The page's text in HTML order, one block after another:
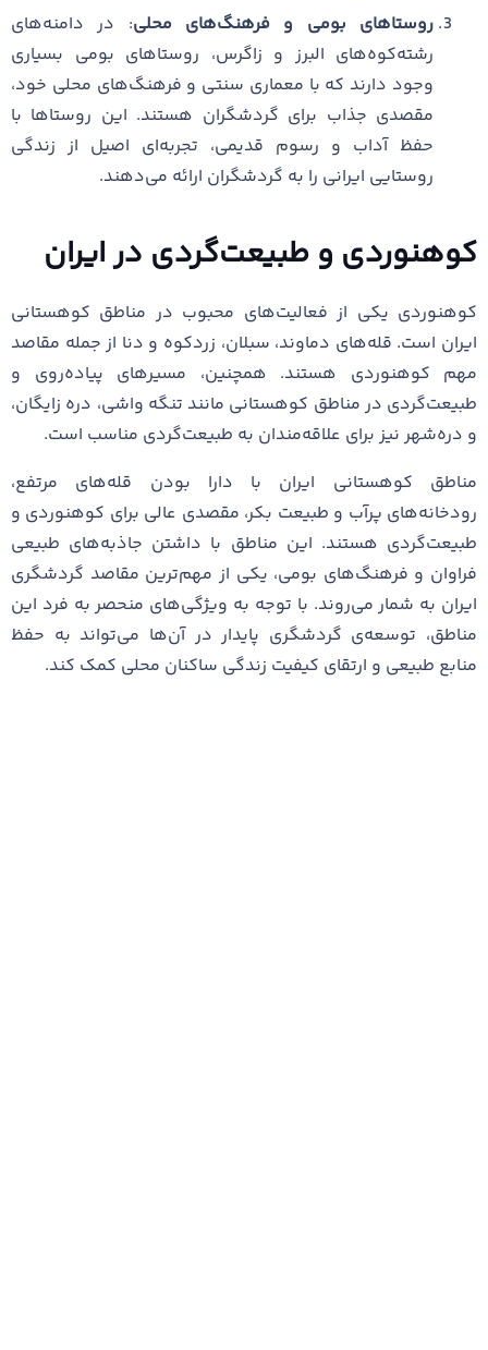
روستاهای بومی و فرهنگ‌های محلی: در دامنه‌های
رشته‌کوه‌های البرز و زاگرس، روستاهای بومی بسیاری
وجود دارند که با معماری سنتی و فرهنگ‌های محلی خود،
مقصدی جذاب برای گردشگران هستند. این روستاها با
حفظ آداب و رسوم قدیمی، تجربه‌ای اصیل از زندگی
روستایی ایرانی را به گردشگران ارائه می‌دهند.
کوهنوردی و طبیعت‌گردی در ایران
کوهنوردی یکی از فعالیت‌های محبوب در مناطق کوهستانی
ایران است. قله‌های دماوند، سبلان، زردکوه و دنا از جمله مقاصد
مهم کوهنوردی هستند. همچنین، مسیرهای پیاده‌روی و
طبیعت‌گردی در مناطق کوهستانی مانند تنگه واشی، دره زایگان،
و دره‌شهر نیز برای علاقه‌مندان به طبیعت‌گردی مناسب است.
مناطق کوهستانی ایران با دارا بودن قله‌های مرتفع،
رودخانه‌های پرآب و طبیعت بکر، مقصدی عالی برای کوهنوردی و
طبیعت‌گردی هستند. این مناطق با داشتن جاذبه‌های طبیعی
فراوان و فرهنگ‌های بومی، یکی از مهم‌ترین مقاصد گردشگری
ایران به شمار می‌روند. با توجه به ویژگی‌های منحصر به فرد این
مناطق، توسعه‌ی گردشگری پایدار در آن‌ها می‌تواند به حفظ
منابع طبیعی و ارتقای کیفیت زندگی ساکنان محلی کمک کند.